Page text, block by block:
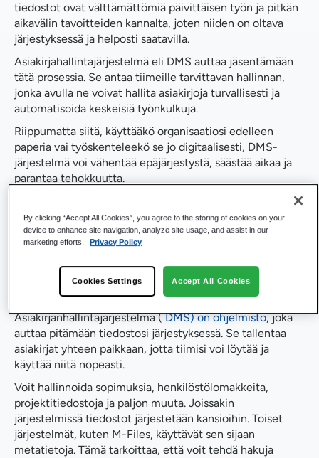
tiedostot ovat välttämättömiä päivittäisen työn ja pitkän
aikavälin tavoitteiden kannalta, joten niiden on oltava
järjestyksessä ja helposti saatavilla.
Asiakirjahallintajärjestelmä eli DMS auttaa jäsentämään
tätä prosessia. Se antaa tiimeille tarvittavan hallinnan,
jonka avulla ne voivat hallita asiakirjoja turvallisesti ja
automatisoida keskeisiä työnkulkuja.
Riippumatta siitä, käyttääkö organisaatiosi edelleen
paperia vai työskenteleekö se jo digitaalisesti, DMS-
järjestelmä voi vähentää epäjärjestystä, säästää aikaa ja
parantaa tehokkuutta.
Mikä on
asiakirjahallintajärjeste
lmä (DMS)?
Asiakirjanhallintajärjestelmä (DMS) on ohjelmisto, joka
auttaa pitämään tiedostosi järjestyksessä. Se tallentaa
asiakirjat yhteen paikkaan, jotta tiimisi voi löytää ja
käyttää niitä nopeasti.
Voit hallinnoida sopimuksia, henkilöstölomakkeita,
projektitiedostoja ja paljon muuta. Joissakin
järjestelmissä tiedostot järjestetään kansioihin. Toiset
järjestelmät, kuten M-Files, käyttävät sen sijaan
metatietoja. Tämä tarkoittaa, että voit tehdä hakuja
By clicking “Accept All Cookies”, you agree to the storing of cookies on your
device to enhance site navigation, analyze site usage, and assist in our
marketing efforts.
Privacy Policy
Cookies Settings Accept All Cookies